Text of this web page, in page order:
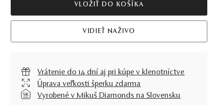
VLOŽIŤ DO KOŠÍKA
VIDIEŤ NAŽIVO
Vrátenie do 14 dní aj pri kúpe v klenotníctve
Úprava veľkosti šperku zdarma
Vyrobené v Mikuš Diamonds na Slovensku